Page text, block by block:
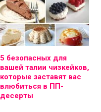
5 безопасных для
вашей талии чизкейков,
которые заставят вас
влюбиться в ПП-
десерты